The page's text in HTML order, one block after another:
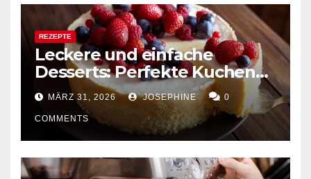
REZEPTE
Leckere und einfache
Desserts: Perfekte Kuchen
mühelos backen
MÄRZ 31, 2026 JOSEPHINE 0
COMMENTS